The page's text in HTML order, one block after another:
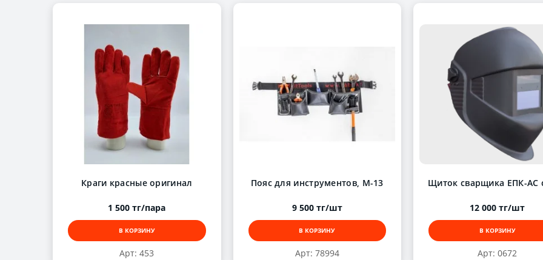
Арт: 453
Краги красные оригинал
1 500 тг/пара
В КОРЗИНУ
Арт: 78994
Пояс для инструментов, М-13
9 500 тг/шт
В КОРЗИНУ
Арт: 0672
Щиток сварщика ЕПК-АС
12 000 тг/шт
В КОРЗИНУ